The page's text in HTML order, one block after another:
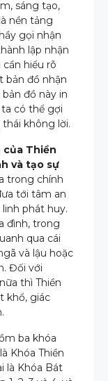
sáng tạo,
nền tảng
gọi nhận
lập nhận
hiểu rõ
bản đồ nhận
đồ này in
có thể gợi
không lời.
của Thiền
và tạo sự
trong chính
tới tâm an
phát huy.
đình, trong
qua cái
và lậu hoặc
Đối với
thì Thiền
khổ, giác
ba khóa
Khóa Thiền
là Khóa Bát